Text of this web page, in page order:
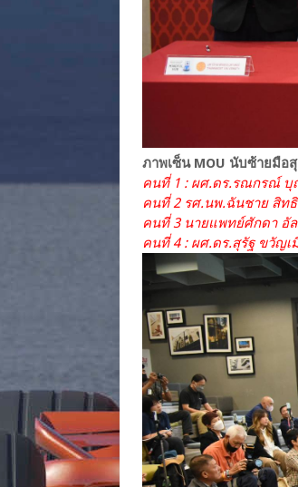
ภาพเซ็น MOU นับซ้ายมือ
คนที่ 1 : ผศ.ดร.รณกรณ์ บุ
คนที่ 2 รศ.นพ.ฉันชาย สิ
คนที่ 3 นายแพทย์ศักดา อั
คนที่ 4 : ผศ.ดร.สุรัฐ ขวัญ